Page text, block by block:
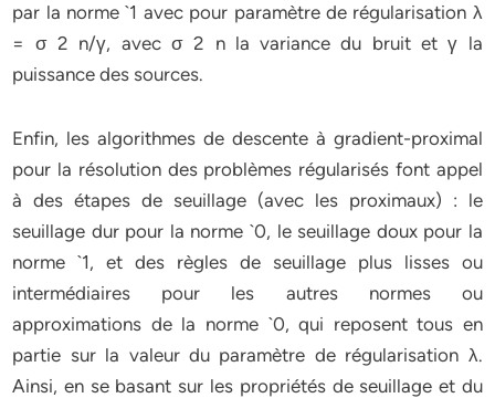
par la norme `1 avec pour paramètre de régularisation λ
= σ 2 n/γ, avec σ 2 n la variance du bruit et γ la
puissance des sources.
Enfin, les algorithmes de descente à gradient-proximal
pour la résolution des problèmes régularisés font appel
à des étapes de seuillage (avec les proximaux) : le
seuillage dur pour la norme `0, le seuillage doux pour la
norme `1, et des règles de seuillage plus lisses ou
intermédiaires pour les autres normes ou
approximations de la norme `0, qui reposent tous en
partie sur la valeur du paramètre de régularisation λ.
Ainsi, en se basant sur les propriétés de seuillage et du